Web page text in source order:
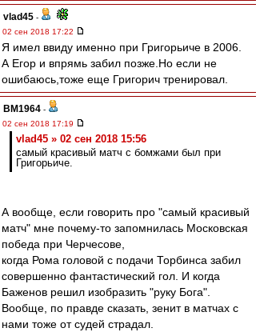
vlad45 -
02 сен 2018 17:22
Я имел ввиду именно при Григорьиче в 2006.
А Егор и впрямь забил позже.Но если не
ошибаюсь,тоже еще Григорич тренировал.
BM1964 -
02 сен 2018 17:19
vlad45 » 02 сен 2018 15:56
самый красивый матч с бомжами был при
Григорьиче.
А вообще, если говорить про "самый красивый
матч" мне почему-то запомнилась Московская
победа при Черчесове,
когда Рома головой с подачи Торбинса забил
совершенно фантастический гол. И когда
Баженов решил изобразить "руку Бога".
Вообще, по правде сказать, зенит в матчах с
нами тоже от судей страдал.